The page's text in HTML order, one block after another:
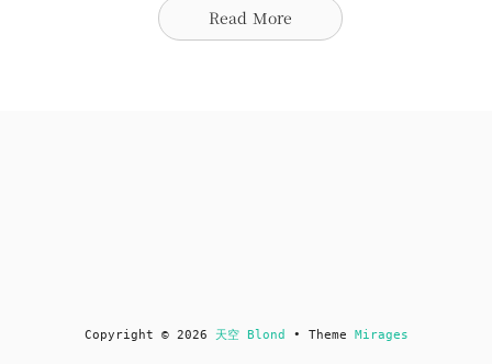
Read More
Copyright © 2026 天空 Blond • Theme Mirages